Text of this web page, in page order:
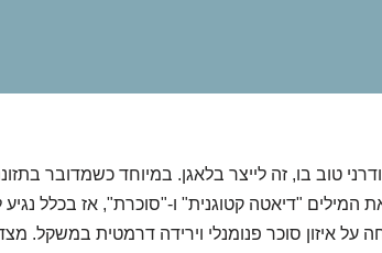
טוב בו, זה לייצר בלאגן. במיוחד כשמדובר
המילים "דיאטה קטוגנית" ו-"סוכרת", אז בכלל
איזון סוכר פנומנלי וירידה דרמטית במשקל.